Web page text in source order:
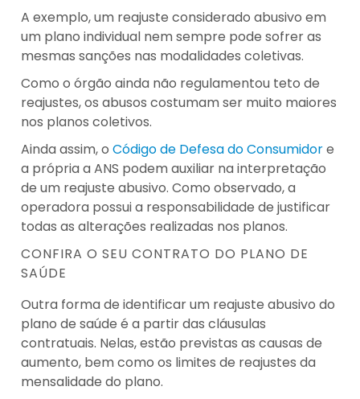
A exemplo, um reajuste considerado abusivo em
um plano individual nem sempre pode sofrer as
mesmas sanções nas modalidades coletivas.
Como o órgão ainda não regulamentou teto de
reajustes, os abusos costumam ser muito maiores
nos planos coletivos.
Ainda assim, o Código de Defesa do Consumidore
a própria a ANS podem auxiliar na interpretação
de um reajuste abusivo. Como observado, a
operadora possui a responsabilidade de justificar
todas as alterações realizadas nos planos.
CONFIRA O SEU CONTRATO DO PLANO DE
SAÚDE
Outra forma de identificar um reajuste abusivo do
plano de saúde é a partir das cláusulas
contratuais. Nelas, estão previstas as causas de
aumento, bem como os limites de reajustes da
mensalidade do plano.